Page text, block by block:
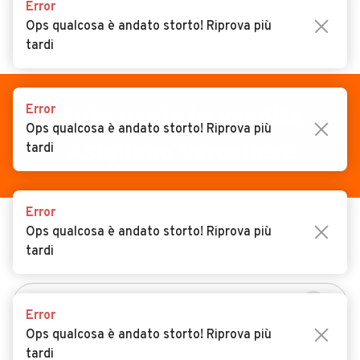
CERCA
Auto
Auto usate
Auto Km 0
Noleggio a lungo termine
Camper
VENDI
MAGAZINE
ACCEDI
Auto usate in vendita
USATO
NUOVO
Error
Ops qualcosa è andato storto! Riprova più
tardi
Error
Ops qualcosa è andato storto! Riprova più
tardi
Error
Ops qualcosa è andato storto! Riprova più
tardi
Error
Ops qualcosa è andato storto! Riprova più
tardi